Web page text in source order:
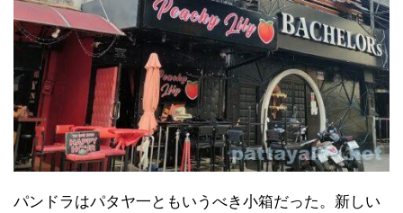
パンドラはパタヤ一ともいうべき小箱だった。新しい